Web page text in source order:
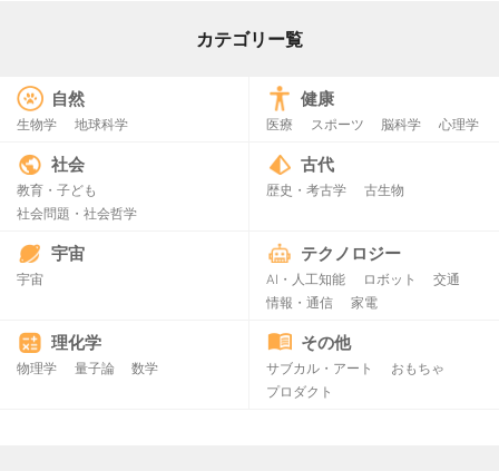
カテゴリー覧
自然
生物学 地球科学
健康
医療 スポーツ 脳科学 心理学
社会
教育・子ども
社会問題・社会哲学
古代
歴史・考古学 古生物
宇宙
宇宙
テクノロジー
AI・人工知能 ロボット
交通
情報・通信
家電
理化学
物理学 量子論 数学
その他
サブカル・アート
おもちゃ
プロダクト